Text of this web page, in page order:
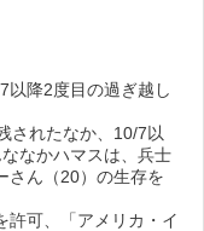
以降2度目の過ぎ越し
されたなか、10/7以
なかハマスは、兵士
さん（20）の生存を
許可、「アメリカ・イ